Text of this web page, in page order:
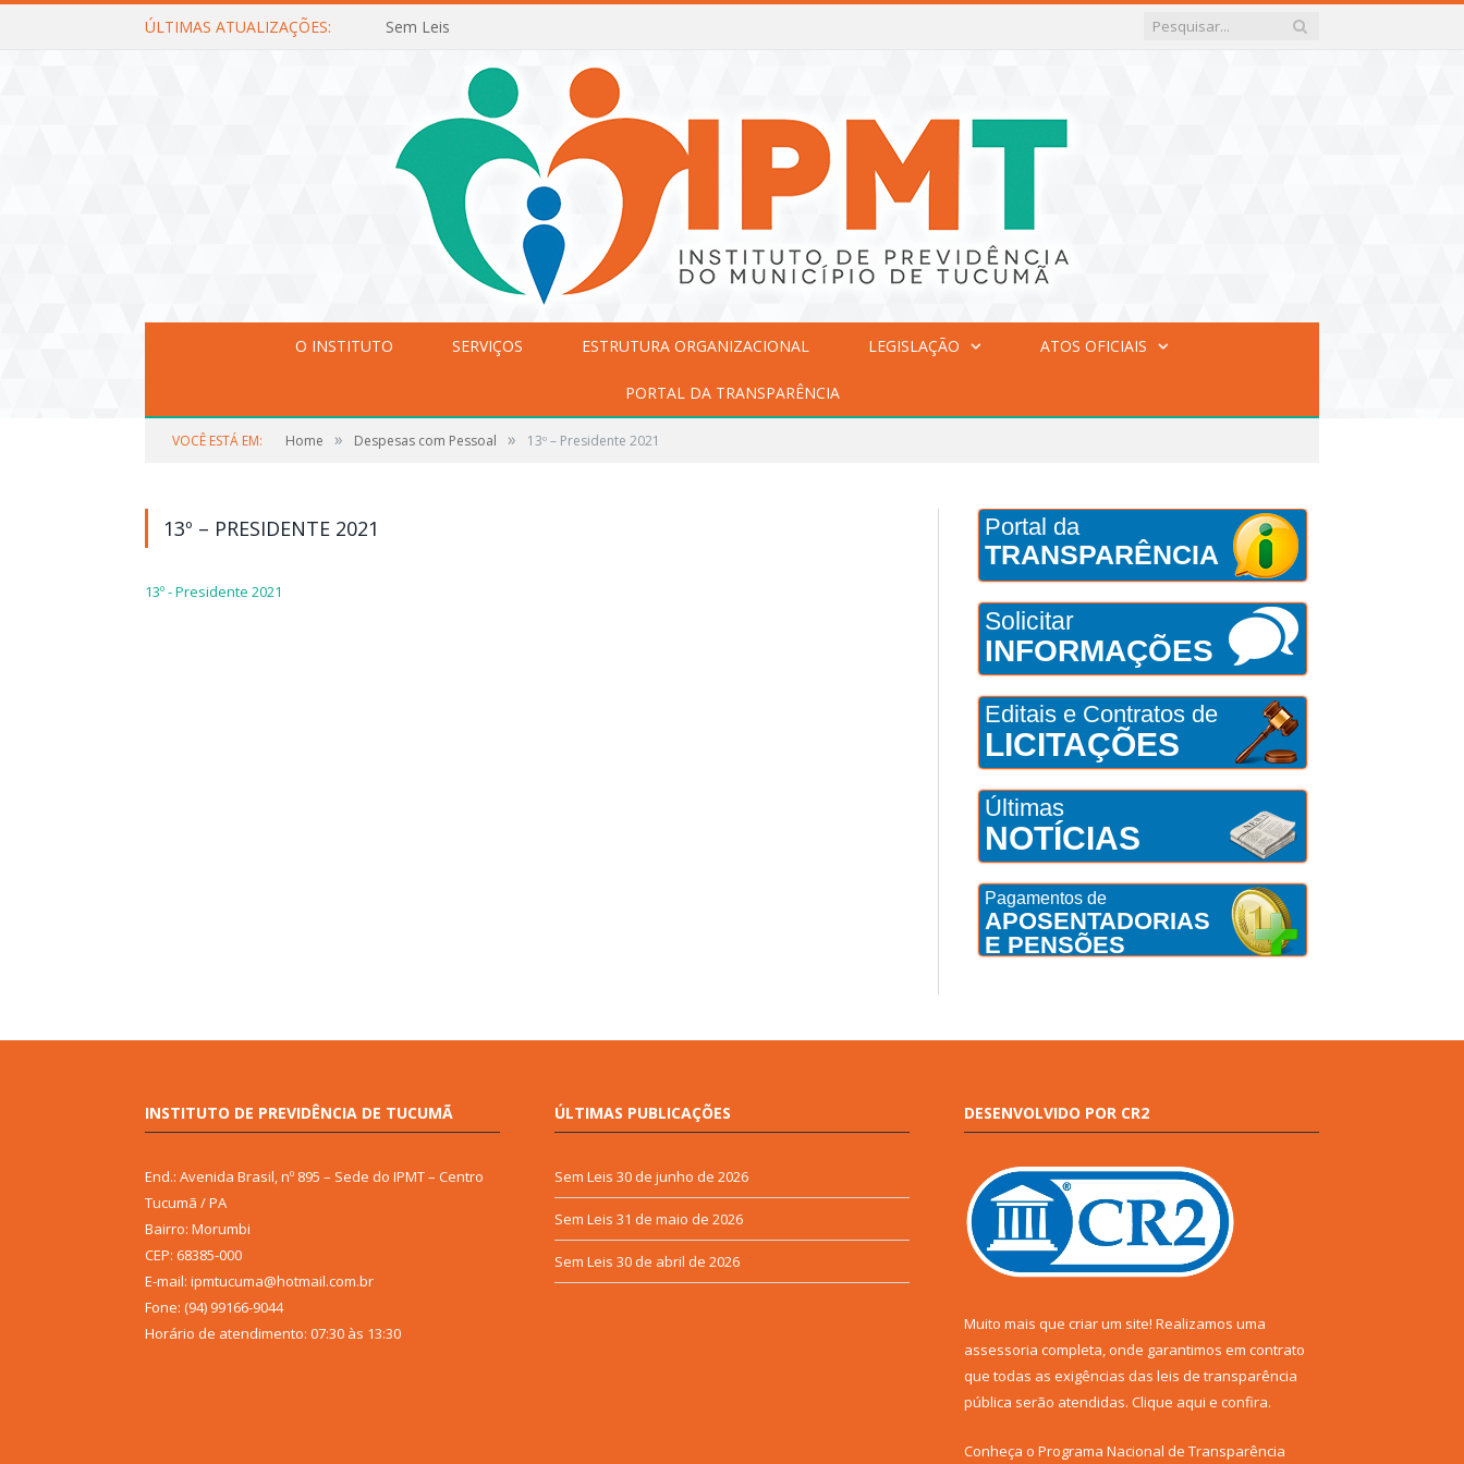
ÚLTIMAS ATUALIZAÇÕES: Sem Leis
O INSTITUTO SERVIÇOS ESTRUTURA ORGANIZACIONAL LEGISLAÇÃO ATOS OFICIAIS
PORTAL DA TRANSPARÊNCIA
VOCÊ ESTÁ EM: Home » Despesas com Pessoal » 13º – Presidente 2021
13º – PRESIDENTE 2021
13º - Presidente 2021
Portal da
TRANSPARÊNCIA
Solicitar
INFORMAÇÕES
Editais e Contratos de
LICITAÇÕES
Últimas
NOTÍCIAS
Pagamentos de
APOSENTADORIAS
E PENSÕES
INSTITUTO DE PREVIDÊNCIA DE TUCUMÃ
End.: Avenida Brasil, nº 895 – Sede do IPMT – Centro
Tucumã / PA
Bairro: Morumbi
CEP: 68385-000
E-mail: ipmtucuma@hotmail.com.br
Fone: (94) 99166-9044
Horário de atendimento: 07:30 às 13:30
ÚLTIMAS PUBLICAÇÕES
Sem Leis 30 de junho de 2026
Sem Leis 31 de maio de 2026
Sem Leis 30 de abril de 2026
DESENVOLVIDO POR CR2
Muito mais que criar um site! Realizamos uma
assessoria completa, onde garantimos em contrato
que todas as exigências das leis de transparência
pública serão atendidas. Clique aqui e confira.
Conheça o Programa Nacional de Transparência